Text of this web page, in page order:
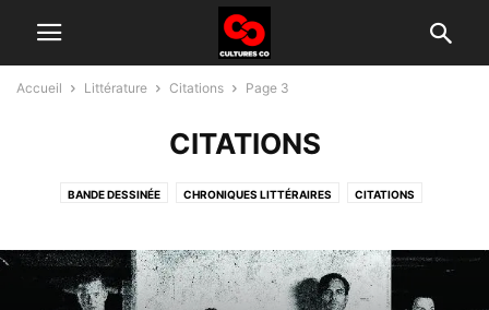
Accueil Littérature Citations Page 3
CITATIONS
BANDE DESSINÉE CHRONIQUES LITTÉRAIRES CITATIONS